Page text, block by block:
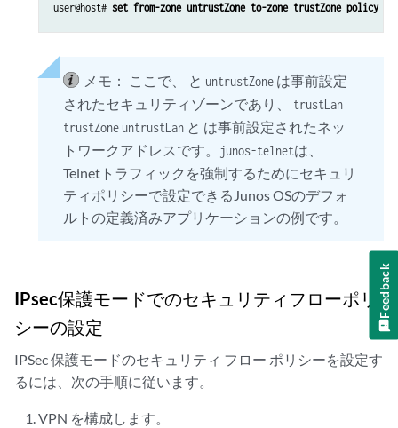
user@host# set from-zone untrustZone to-zone trustZone policy
メモ： ここで、 と untrustZone は事前設定
されたセキュリティゾーンであり、 trustLan
trustZone untrustLan と は事前設定されたネッ
トワークアドレスです。 junos-telnetは、
Telnetトラフィックを強制するためにセキュリ
ティポリシーで設定できるJunos OSのデフォ
ルトの定義済みアプリケーションの例です。
IPsec保護モードでのセキュリティフローポリ
シーの設定
IPSec 保護モードのセキュリティ フロー ポリシーを設定す
るには、次の手順に従います。
VPN を構成します。
Feedback